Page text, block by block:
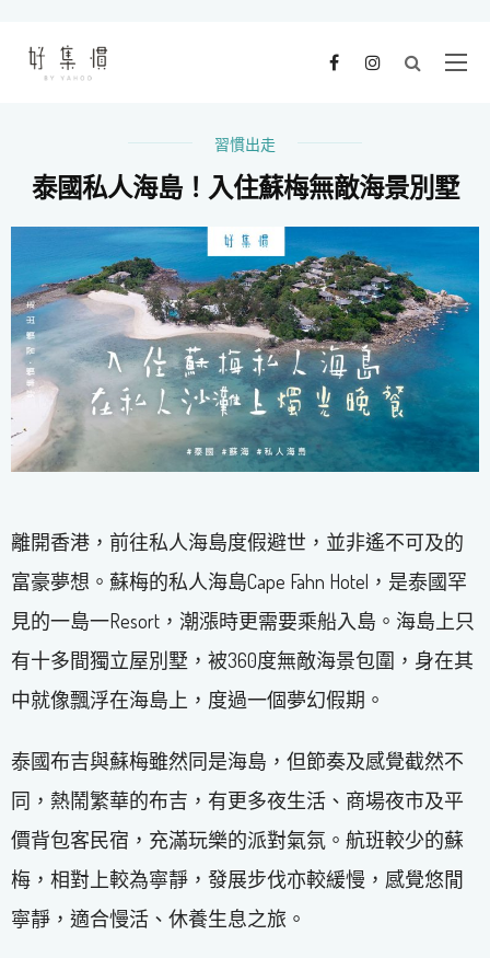
習慣出走
泰國私人海島！入住蘇梅無敵海景別墅
離開香港，前往私人海島度假避世，並非遙不可及的
富豪夢想。蘇梅的私人海島Cape Fahn Hotel，是泰國罕
見的一島一Resort，潮漲時更需要乘船入島。海島上只
有十多間獨立屋別墅，被360度無敵海景包圍，身在其
中就像飄浮在海島上，度過一個夢幻假期。
泰國布吉與蘇梅雖然同是海島，但節奏及感覺截然不
同，熱鬧繁華的布吉，有更多夜生活、商場夜市及平
價背包客民宿，充滿玩樂的派對氣氛。航班較少的蘇
梅，相對上較為寧靜，發展步伐亦較緩慢，感覺悠閒
寧靜，適合慢活、休養生息之旅。